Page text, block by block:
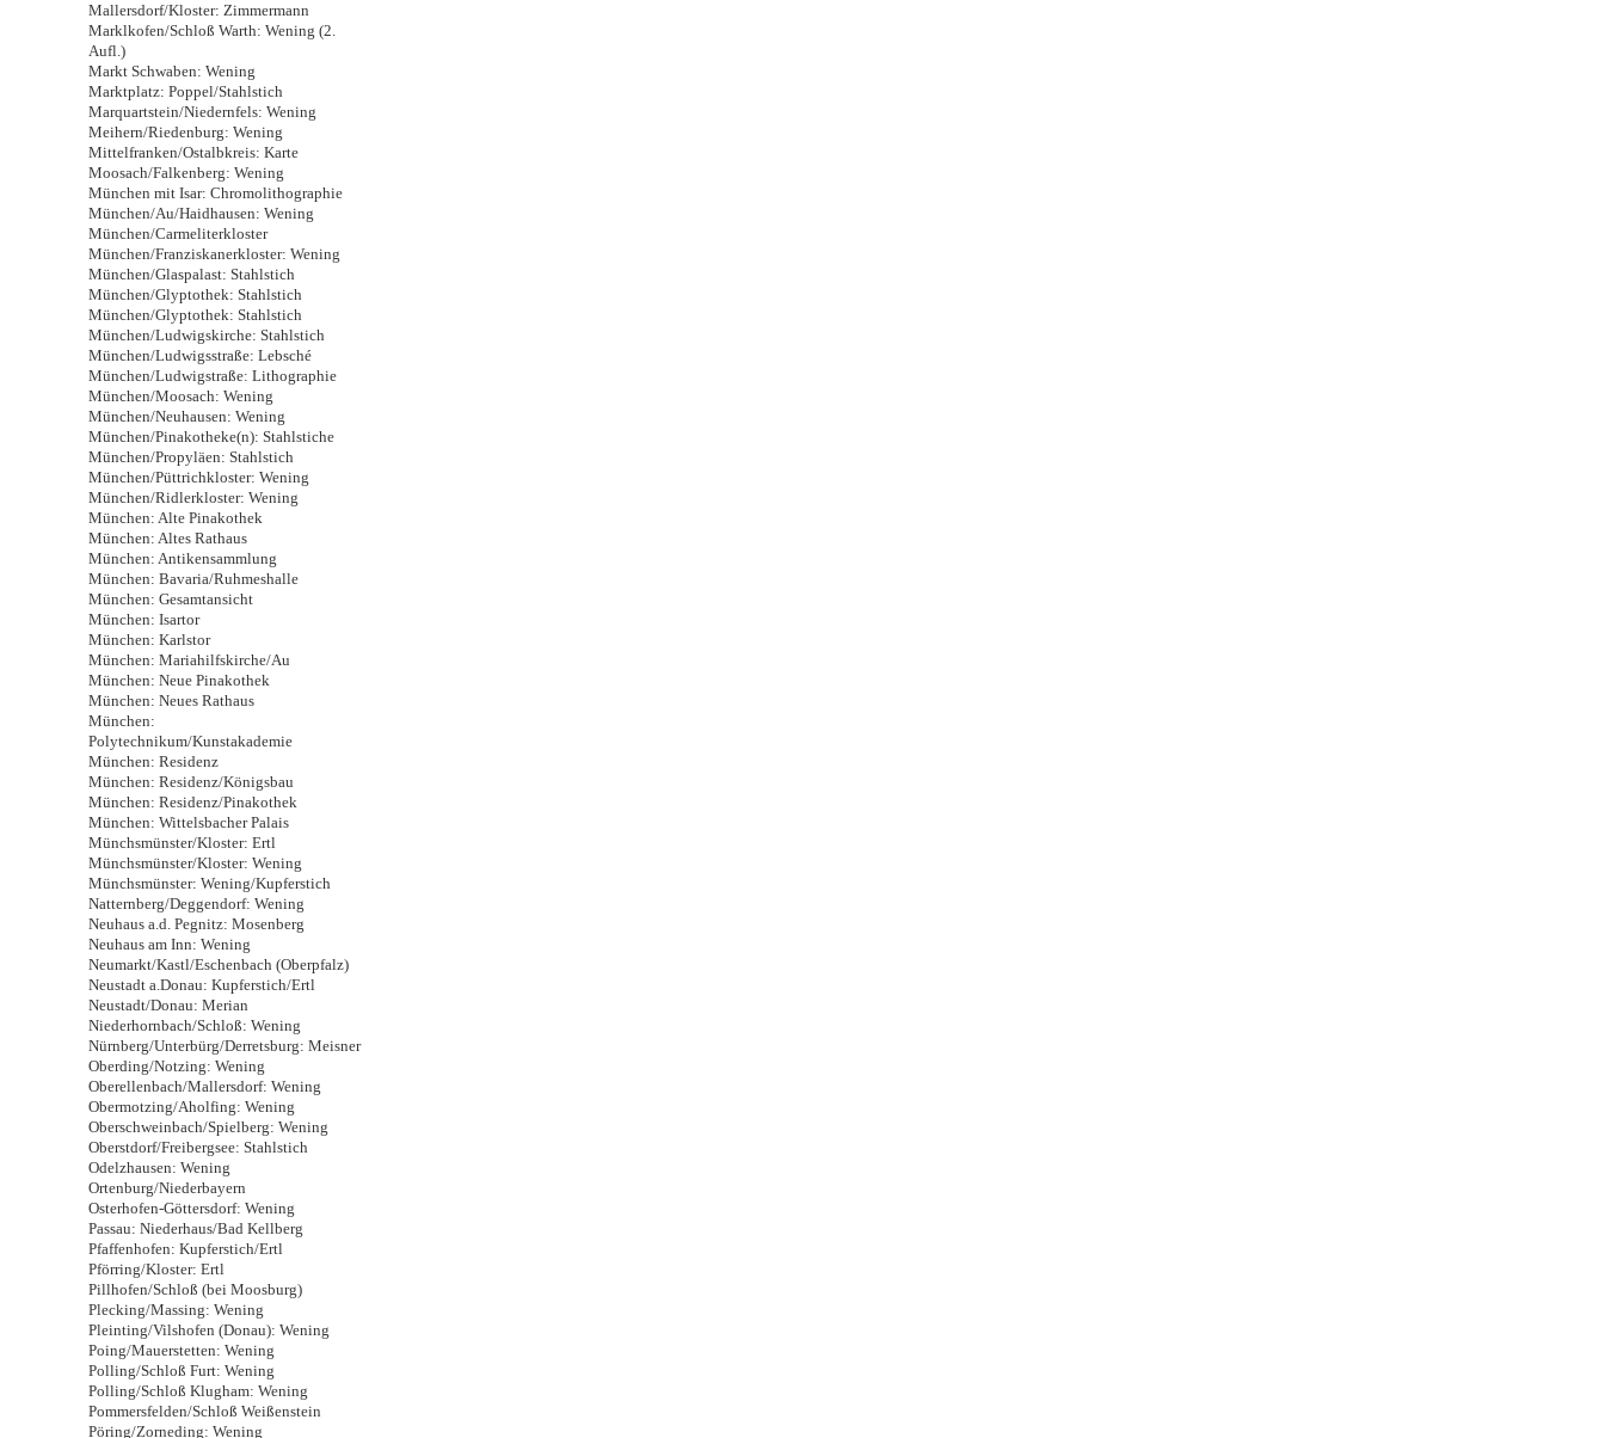
Mallersdorf/Kloster: Zimmermann
Marklkofen/Schloß Warth: Wening (2.
Aufl.)
Markt Schwaben: Wening
Marktplatz: Poppel/Stahlstich
Marquartstein/Niedernfels: Wening
Meihern/Riedenburg: Wening
Mittelfranken/Ostalbkreis: Karte
Moosach/Falkenberg: Wening
München mit Isar: Chromolithographie
München/Au/Haidhausen: Wening
München/Carmeliterkloster
München/Franziskanerkloster: Wening
München/Glaspalast: Stahlstich
München/Glyptothek: Stahlstich
München/Glyptothek: Stahlstich
München/Ludwigskirche: Stahlstich
München/Ludwigsstraße: Lebsché
München/Ludwigstraße: Lithographie
München/Moosach: Wening
München/Neuhausen: Wening
München/Pinakotheke(n): Stahlstiche
München/Propyläen: Stahlstich
München/Püttrichkloster: Wening
München/Ridlerkloster: Wening
München: Alte Pinakothek
München: Altes Rathaus
München: Antikensammlung
München: Bavaria/Ruhmeshalle
München: Gesamtansicht
München: Isartor
München: Karlstor
München: Mariahilfskirche/Au
München: Neue Pinakothek
München: Neues Rathaus
München:
Polytechnikum/Kunstakademie
München: Residenz
München: Residenz/Königsbau
München: Residenz/Pinakothek
München: Wittelsbacher Palais
Münchsmünster/Kloster: Ertl
Münchsmünster/Kloster: Wening
Münchsmünster: Wening/Kupferstich
Natternberg/Deggendorf: Wening
Neuhaus a.d. Pegnitz: Mosenberg
Neuhaus am Inn: Wening
Neumarkt/Kastl/Eschenbach (Oberpfalz)
Neustadt a.Donau: Kupferstich/Ertl
Neustadt/Donau: Merian
Niederhornbach/Schloß: Wening
Nürnberg/Unterbürg/Derretsburg: Meisner
Oberding/Notzing: Wening
Oberellenbach/Mallersdorf: Wening
Obermotzing/Aholfing: Wening
Oberschweinbach/Spielberg: Wening
Oberstdorf/Freibergsee: Stahlstich
Odelzhausen: Wening
Ortenburg/Niederbayern
Osterhofen-Göttersdorf: Wening
Passau: Niederhaus/Bad Kellberg
Pfaffenhofen: Kupferstich/Ertl
Pförring/Kloster: Ertl
Pillhofen/Schloß (bei Moosburg)
Plecking/Massing: Wening
Pleinting/Vilshofen (Donau): Wening
Poing/Mauerstetten: Wening
Polling/Schloß Furt: Wening
Polling/Schloß Klugham: Wening
Pommersfelden/Schloß Weißenstein
Pöring/Zorneding: Wening